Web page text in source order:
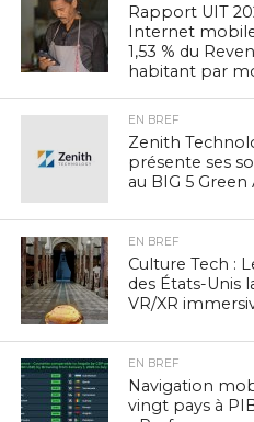
Rapport UIT
Internet
1,53 % du
habitant par
EN BREF
Zenith
présente ses
au BIG 5 Green
EN BREF
Culture Tech :
des États-Unis
VR/XR
EN BREF
Navigation
vingt pays à